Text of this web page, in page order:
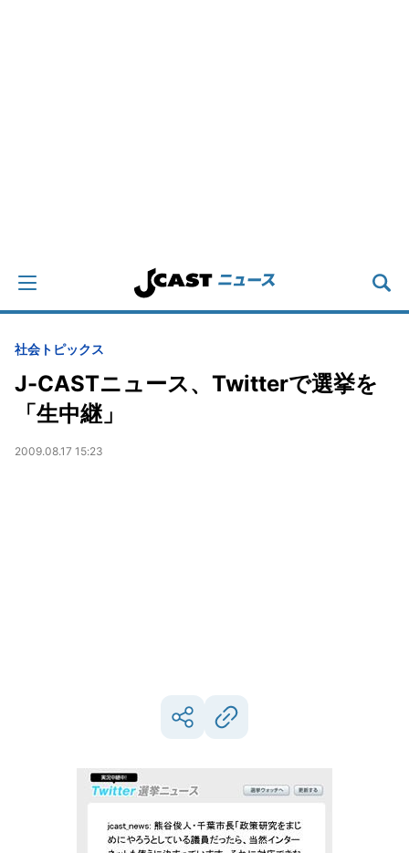
社会 トピックス
J-CASTニュース、Twitterで選挙を
「生中継」
2009.08.17 15:23